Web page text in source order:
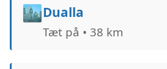
🏙️Dualla
Tæt på • 38 km